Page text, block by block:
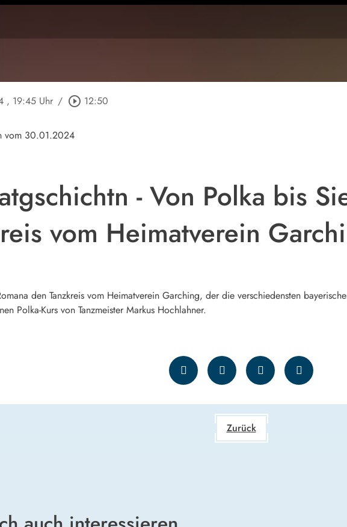
, 19:45 Uhr / play_circle_outline 12:50
vom 30.01.2024
- Von Polka bis
vom Heimatverein
den Tanzkreis vom Heimatverein Garching, der die verschiedensten
Polka-Kurs von Tanzmeister Markus Hochlahner.
Zurück